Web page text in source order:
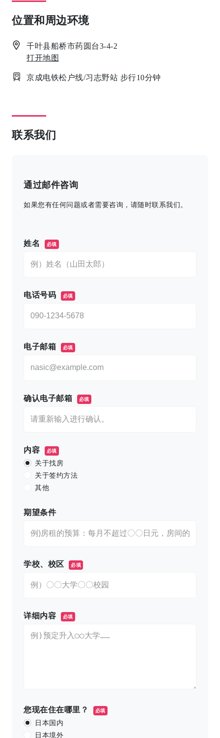
位置和周边环境
千叶县船桥市药圆台3-4-2
打开地图
京成电铁松户线/习志野站 步行10分钟
联系我们
通过邮件咨询
如果您有任何问题或者需要咨询，请随时联系我们。
姓名 必填
电话号码 必填
电子邮箱 必填
确认电子邮箱 必填
内容 必填
关于找房
关于签约方法
其他
期望条件
学校、校区 必填
详细内容 必填
您现在住在哪里？ 必填
日本国内
日本境外